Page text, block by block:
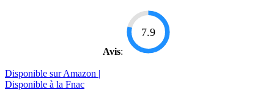
Avis:
7.9
Disponible sur Amazon |
Disponible à la Fnac